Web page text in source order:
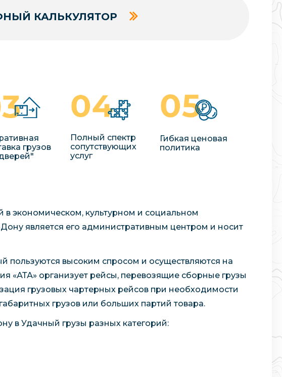
КАЛЬКУЛЯТОР
грузов
Полный спектр
сопутствующих
услуг
Гибкая ценовая
политика
экономическом, культурном и социальном
является его административным центром и носит
пользуются высоким спросом и осуществляются на
«АТА» организует рейсы, перевозящие сборные грузы
грузовых чартерных рейсов при необходимости
грузов или больших партий товара.
в Удачный грузы разных категорий: